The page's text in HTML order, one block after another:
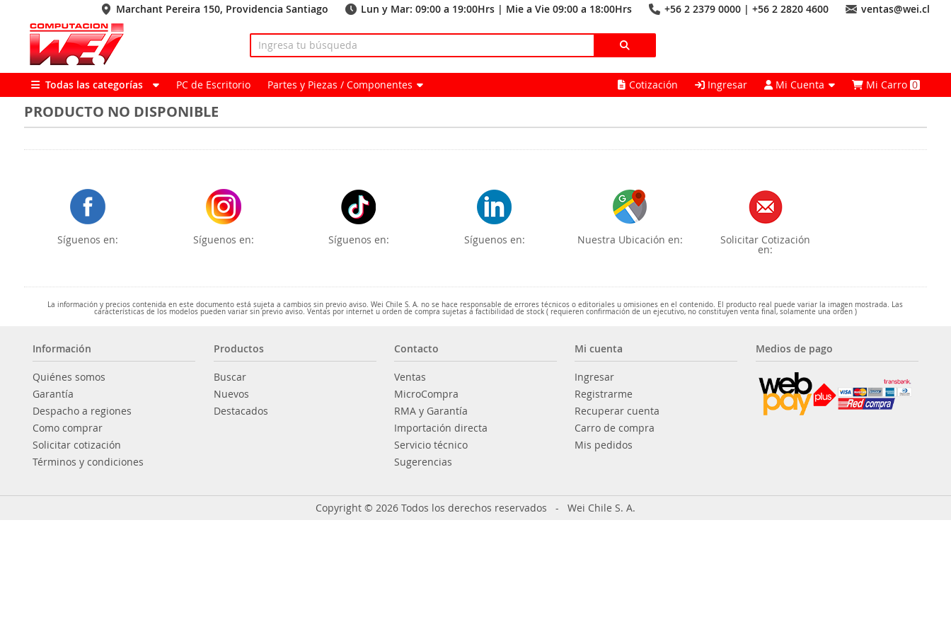
Marchant Pereira 150, Providencia Santiago Lun y Mar: 09:00 a 19:00Hrs | Mie a Vie 09:00 a 18:00Hrs +56 2 2379 0000 | +56 2 2820 4600 ventas@wei.cl
Todas las categorías PC de Escritorio Partes y Piezas / Componentes Cotización Ingresar Mi Cuenta Mi Carro0
PRODUCTO NO DISPONIBLE
Síguenos en: Síguenos en: Síguenos en: Síguenos en: Nuestra Ubicación en: Solicitar Cotización
en:
La información y precios contenida en este documento está sujeta a cambios sin previo aviso. Wei Chile S. A. no se hace responsable de errores técnicos o editoriales u omisiones en el contenido. El producto real puede variar la imagen mostrada. Las
características de los modelos pueden variar sin previo aviso. Ventas por internet u orden de compra sujetas a factibilidad de stock ( requieren confirmación de un ejecutivo, no constituyen venta final, solamente una orden )
Información
Quiénes somos
Garantía
Despacho a regiones
Como comprar
Solicitar cotización
Términos y condiciones
Productos
Buscar
Nuevos
Destacados
Contacto
Ventas
MicroCompra
RMA y Garantía
Importación directa
Servicio técnico
Sugerencias
Mi cuenta
Ingresar
Registrarme
Recuperar cuenta
Carro de compra
Mis pedidos
Medios de pago
Copyright © 2026 Todos los derechos reservados - Wei Chile S. A.